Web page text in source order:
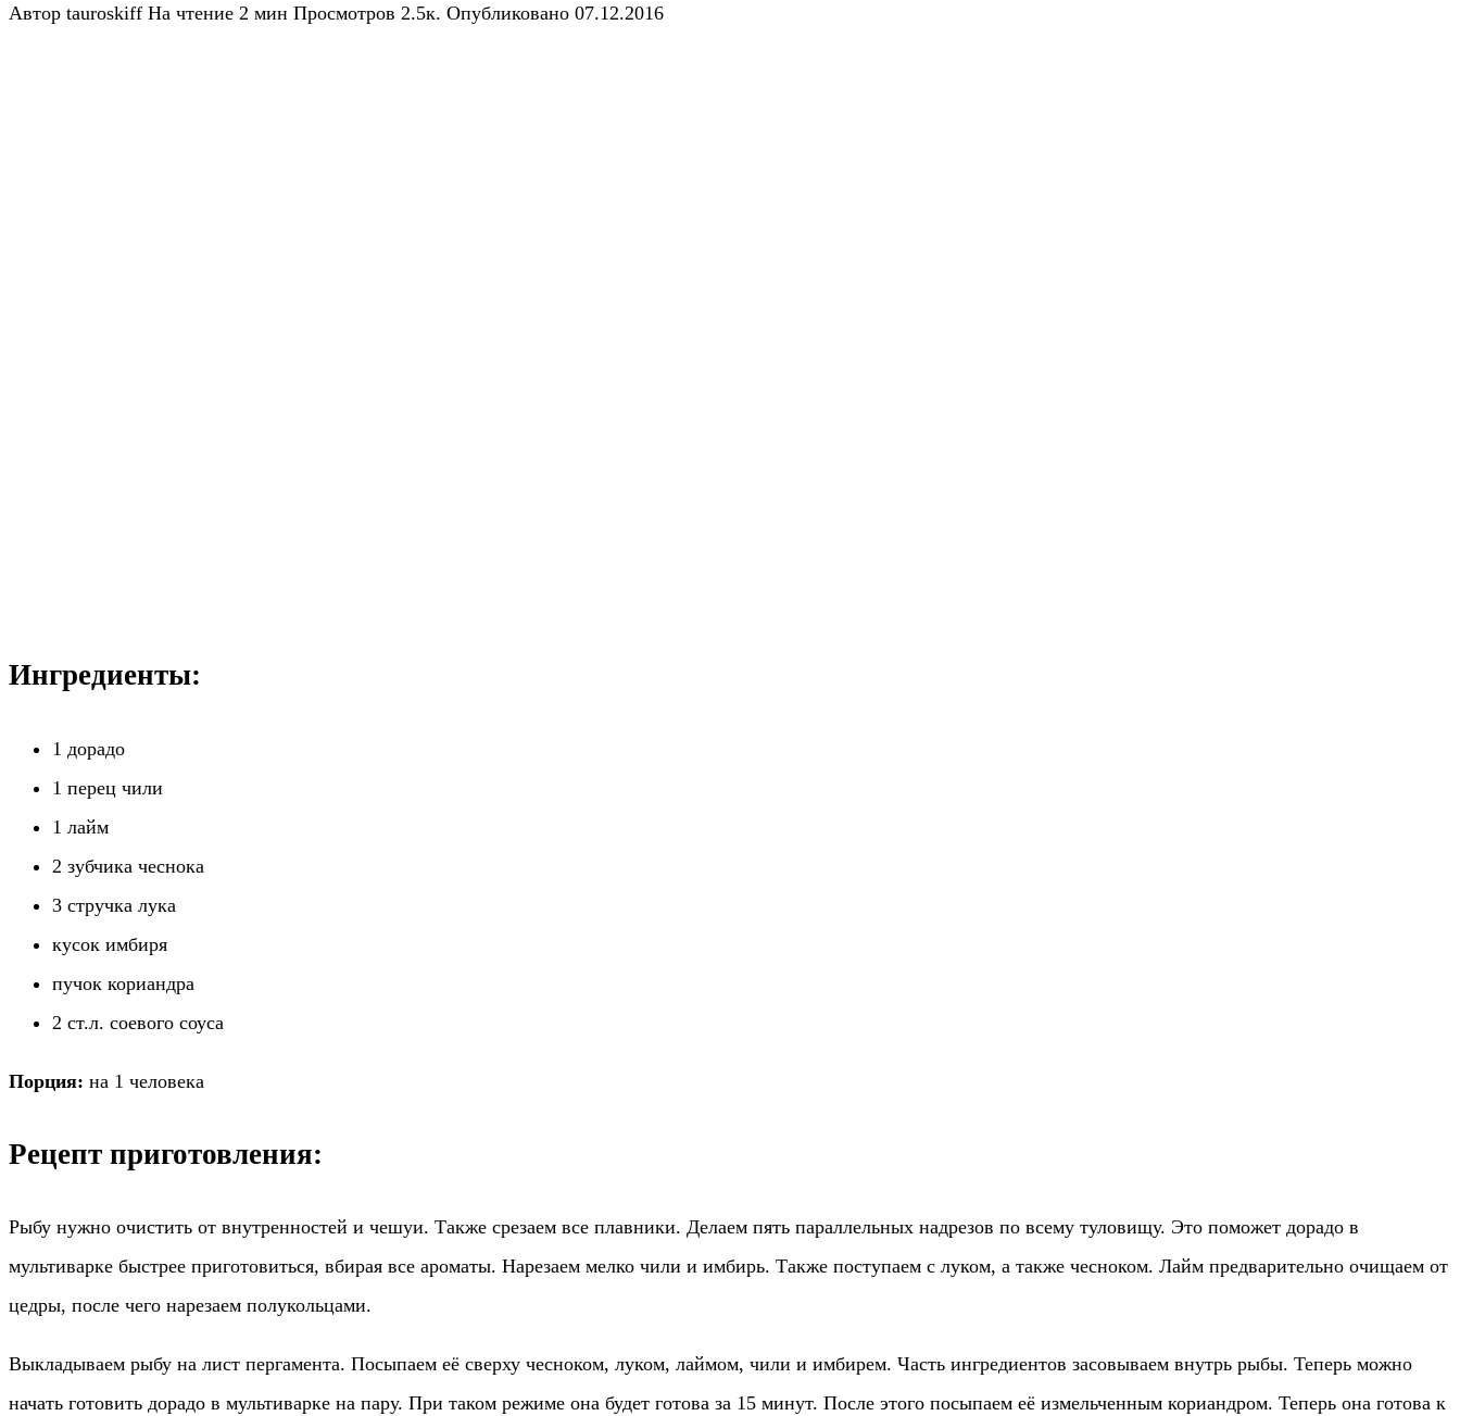
Автор tauroskiff На чтение 2 мин Просмотров 2.5к. Опубликовано 07.12.2016
Ингредиенты:
1 дорадо
1 перец чили
1 лайм
2 зубчика чеснока
3 стручка лука
кусок имбиря
пучок кориандра
2 ст.л. соевого соуса
Порция: на 1 человека
Рецепт приготовления:
Рыбу нужно очистить от внутренностей и чешуи. Также срезаем все плавники. Делаем пять параллельных надрезов по всему туловищу. Это поможет дорадо в
мультиварке быстрее приготовиться, вбирая все ароматы. Нарезаем мелко чили и имбирь. Также поступаем с луком, а также чесноком. Лайм предварительно очищаем от
цедры, после чего нарезаем полукольцами.
Выкладываем рыбу на лист пергамента. Посыпаем её сверху чесноком, луком, лаймом, чили и имбирем. Часть ингредиентов засовываем внутрь рыбы. Теперь можно
начать готовить дорадо в мультиварке на пару. При таком режиме она будет готова за 15 минут. После этого посыпаем её измельченным кориандром. Теперь она готова к